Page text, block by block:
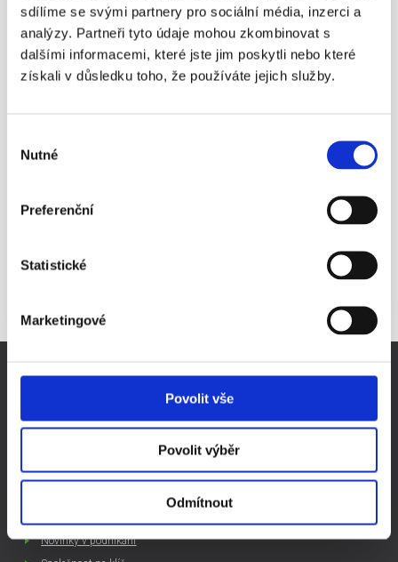
sdílíme se svými partnery pro sociální média, inzerci a
analýzy. Partneři tyto údaje mohou zkombinovat s
dalšími informacemi, které jste jim poskytli nebo které
získali v důsledku toho, že používáte jejich služby.
souhlasu
Nutné
Preferenční
Statistické
Marketingové
Povolit vše
Povolit výběr
Odmítnout
standardními požadavky třeba proto, že chce být v obchodním rejstříku
zapsán jako první majitel a jednatel společnosti. Nebo naopak již
založenou ready made společnost lze prodat klientovi s tím, že se
zakladatelský dokument změní notářským zápisem tak, aby vyhovoval
specifickým požadavkům klienta.
Služby Prague Business Office jsou velmi flexibilní. Kontaktujte naše
konzultanty s konkrétním dotazem, určitě nalezneme optimální řešení.
Zpět na seznam článků
Sídlo firmy Praha
Prodej ready-made společností
Pronájem zasedací místnosti Praha
Evidence skutečných majitelů
Novinky v podnikání